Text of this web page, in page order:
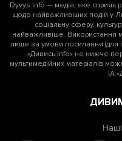
Dyvys.info — медіа, яке сприяє
щодо найважливіших подій у
соціальну сферу,
найважливіше. Використання
лише за умови посилання (для
«Дивись.info» не нижче
мультимедійних матеріалів
ІА